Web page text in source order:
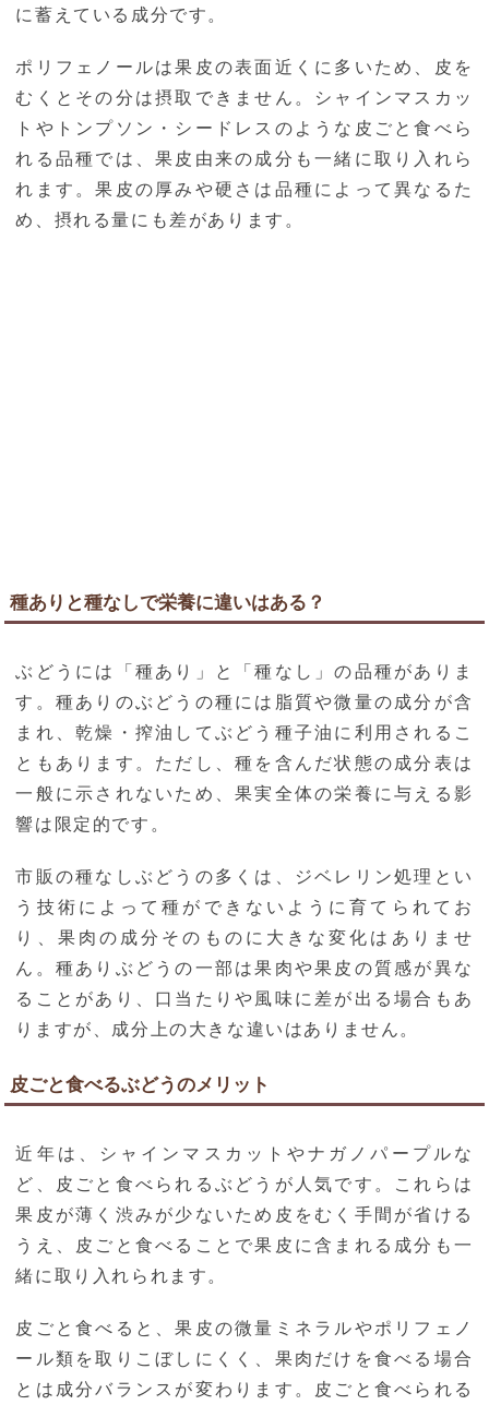
に蓄えている成分です。
ポリフェノールは果皮の表面近くに多いため、皮を
むくとその分は摂取できません。シャインマスカッ
トやトンプソン・シードレスのような皮ごと食べら
れる品種では、果皮由来の成分も一緒に取り入れら
れます。果皮の厚みや硬さは品種によって異なるた
め、摂れる量にも差があります。
種ありと種なしで栄養に違いはある？
ぶどうには「種あり」と「種なし」の品種がありま
す。種ありのぶどうの種には脂質や微量の成分が含
まれ、乾燥・搾油してぶどう種子油に利用されるこ
ともあります。ただし、種を含んだ状態の成分表は
一般に示されないため、果実全体の栄養に与える影
響は限定的です。
市販の種なしぶどうの多くは、ジベレリン処理とい
う技術によって種ができないように育てられてお
り、果肉の成分そのものに大きな変化はありませ
ん。種ありぶどうの一部は果肉や果皮の質感が異な
ることがあり、口当たりや風味に差が出る場合もあ
りますが、成分上の大きな違いはありません。
皮ごと食べるぶどうのメリット
近年は、シャインマスカットやナガノパープルな
ど、皮ごと食べられるぶどうが人気です。これらは
果皮が薄く渋みが少ないため皮をむく手間が省ける
うえ、皮ごと食べることで果皮に含まれる成分も一
緒に取り入れられます。
皮ごと食べると、果皮の微量ミネラルやポリフェノ
ール類を取りこぼしにくく、果肉だけを食べる場合
とは成分バランスが変わります。皮ごと食べられる